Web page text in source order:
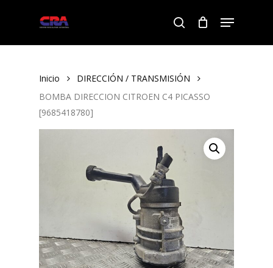
search
Menu
Inicio
DIRECCIÓN / TRANSMISIÓN
BOMBA DIRECCION CITROEN C4 PICASSO
[9685418780]